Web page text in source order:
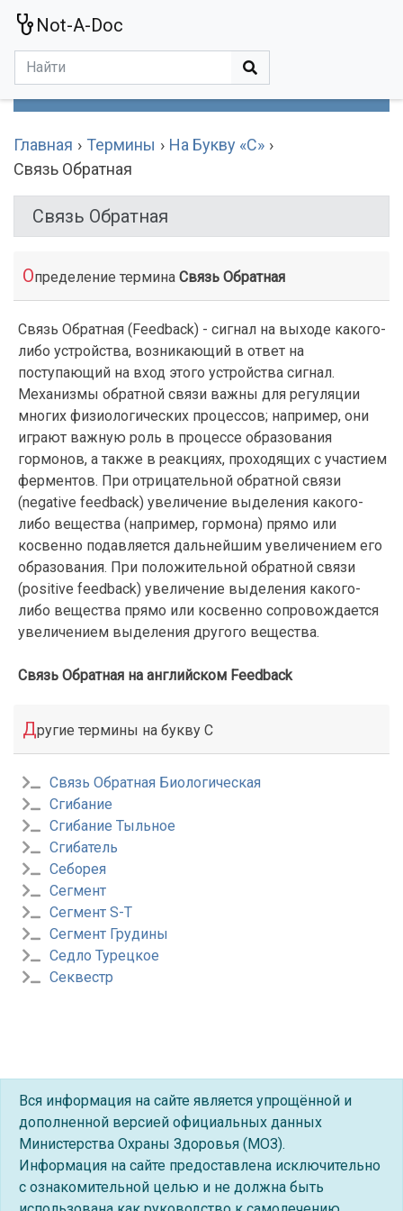
Not-A-Doc
Главная Термины
На Букву «С»
Связь Обратная
Связь Обратная
Определение термина Связь Обратная
Связь Обратная (Feedback) - сигнал на выходе какого-
либо устройства, возникающий в ответ на
поступающий на вход этого устройства сигнал.
Механизмы обратной связи важны для регуляции
многих физиологических процессов; например, они
играют важную роль в процессе образования
гормонов, а также в реакциях, проходящих с участием
ферментов. При отрицательной обратной связи
(negative feedback) увеличение выделения какого-
либо вещества (например, гормона) прямо или
косвенно подавляется дальнейшим увеличением его
образования. При положительной обратной связи
(positive feedback) увеличение выделения какого-
либо вещества прямо или косвенно сопровождается
увеличением выделения другого вещества.
Связь Обратная на английском Feedback
Другие термины на букву С
Связь Обратная Биологическая
Сгибание
Сгибание Тыльное
Сгибатель
Себорея
Сегмент
Сегмент S-T
Сегмент Грудины
Седло Турецкое
Секвестр
Вся информация на сайте является упрощённой и
дополненной версией официальных данных
Министерства Охраны Здоровья (МОЗ).
Информация на сайте предоставлена исключительно
с ознакомительной целью и не должна быть